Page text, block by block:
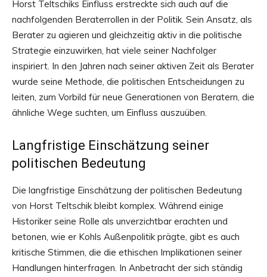
Horst Teltschiks Einfluss erstreckte sich auch auf die
nachfolgenden Beraterrollen in der Politik. Sein Ansatz, als
Berater zu agieren und gleichzeitig aktiv in die politische
Strategie einzuwirken, hat viele seiner Nachfolger
inspiriert. In den Jahren nach seiner aktiven Zeit als Berater
wurde seine Methode, die politischen Entscheidungen zu
leiten, zum Vorbild für neue Generationen von Beratern, die
ähnliche Wege suchten, um Einfluss auszuüben.
Langfristige Einschätzung seiner
politischen Bedeutung
Die langfristige Einschätzung der politischen Bedeutung
von Horst Teltschik bleibt komplex. Während einige
Historiker seine Rolle als unverzichtbar erachten und
betonen, wie er Kohls Außenpolitik prägte, gibt es auch
kritische Stimmen, die die ethischen Implikationen seiner
Handlungen hinterfragen. In Anbetracht der sich ständig